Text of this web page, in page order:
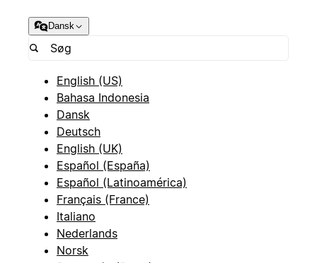
Dansk
English (US)
Bahasa Indonesia
Dansk
Deutsch
English (UK)
Español (España)
Español (Latinoamérica)
Français (France)
Italiano
Nederlands
Norsk